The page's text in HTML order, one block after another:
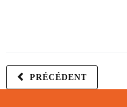
PRÉCÉDENT